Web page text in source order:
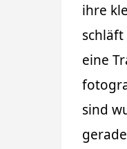
ihre
eine
sind